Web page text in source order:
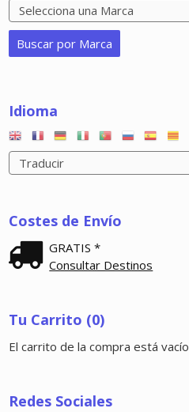
Idioma
Costes de Envío
GRATIS *
Consultar Destinos
Tu Carrito (0)
El carrito de la compra está vacío
Redes Sociales